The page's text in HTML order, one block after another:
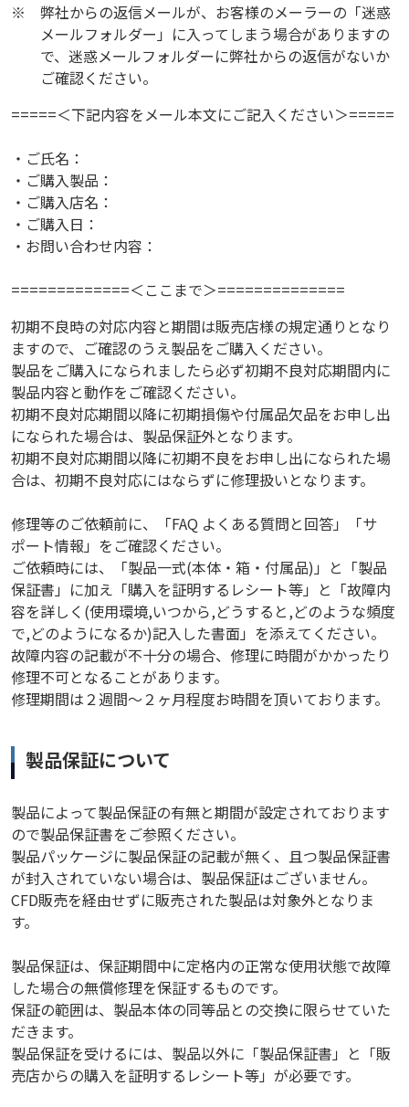
※
弊社からの返信メールが、お客様のメーラーの「迷惑
メールフォルダー」に入ってしまう場合がありますの
で、迷惑メールフォルダーに弊社からの返信がないか
ご確認ください。
=====＜下記内容をメール本文にご記入ください＞=====
・ご氏名：
・ご購入製品：
・ご購入店名：
・ご購入日：
・お問い合わせ内容：
=============＜ここまで＞==============
初期不良時の対応内容と期間は販売店様の規定通りとなり
ますので、ご確認のうえ製品をご購入ください。
製品をご購入になられましたら必ず初期不良対応期間内に
製品内容と動作をご確認ください。
初期不良対応期間以降に初期損傷や付属品欠品をお申し出
になられた場合は、製品保証外となります。
初期不良対応期間以降に初期不良をお申し出になられた場
合は、初期不良対応にはならずに修理扱いとなります。
修理等のご依頼前に、「FAQ よくある質問と回答」「サ
ポート情報」をご確認ください。
ご依頼時には、「製品一式(本体・箱・付属品)」と「製品
保証書」に加え「購入を証明するレシート等」と「故障内
容を詳しく(使用環境,いつから,どうすると,どのような頻度
で,どのようになるか)記入した書面」を添えてください。
故障内容の記載が不十分の場合、修理に時間がかかったり
修理不可となることがあります。
修理期間は２週間～２ヶ月程度お時間を頂いております。
製品保証について
製品によって製品保証の有無と期間が設定されております
ので製品保証書をご参照ください。
製品パッケージに製品保証の記載が無く、且つ製品保証書
が封入されていない場合は、製品保証はございません。
CFD販売を経由せずに販売された製品は対象外となりま
す。
製品保証は、保証期間中に定格内の正常な使用状態で故障
した場合の無償修理を保証するものです。
保証の範囲は、製品本体の同等品との交換に限らせていた
だきます。
製品保証を受けるには、製品以外に「製品保証書」と「販
売店からの購入を証明するレシート等」が必要です。